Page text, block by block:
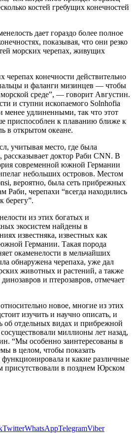
костей гребущих конечностей
дает гораздо более полное
показывая, что они резко
морских черепах, живущих
черепах конечности действительно
и фаланги мизинцев — чтобы
среде”, — говорит Августин.
и ступни ископаемого Solnhofia
менее удлиненными, так что этот
приспособлен к плаванию ближе к
в открытом океане.
учитывая место, где была
рассказывает доктор Раби CNN. В
современной южной Германии
небольших островов. Местом
вероятно, была сеть прибрежных
Раби, черепахи “всегда находились
берегу”.
из этих богатых и
экосистем найдены в
известняка, известных как
Германии. Такая порода
окаменелости в мельчайших
обнаружена черепаха, уже дал
животных и растений, а также
и птерозавров, отмечает
новое, многие из этих
изучить и научно описать, и
об отдельных видах и прибрежной
миллионы лет назад,
“Мы особенно заинтересованы в
в целом, чтобы показать
и какие различные
присутствовали в позднем Юрском
TwitterWhatsAppTelegramViber